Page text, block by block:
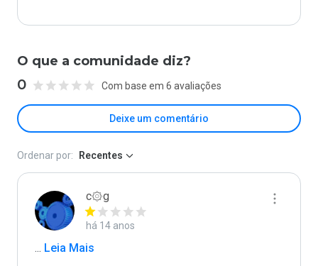
O que a comunidade diz?
0 Com base em 6 avaliações
Deixe um comentário
Ordenar por: Recentes
c۞g
há 14 anos
... Leia Mais